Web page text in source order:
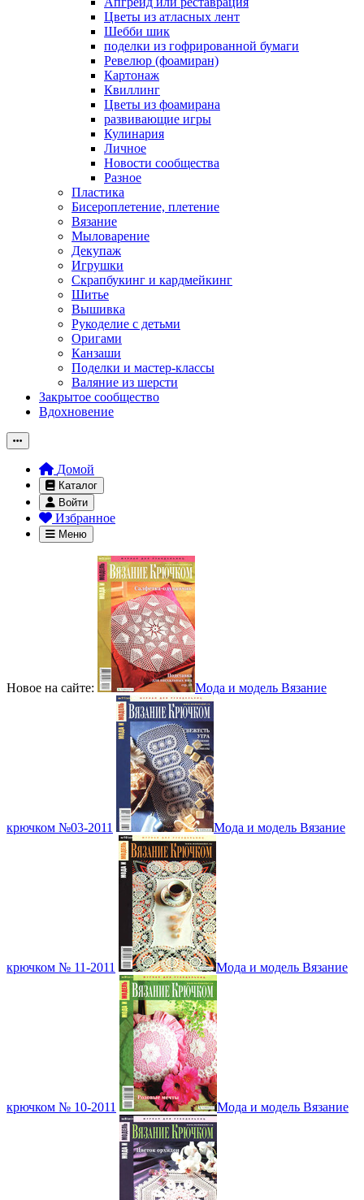
Цветы из атласных лент
Шебби шик
поделки из гофрированной бумаги
Ревелюр (фоамиран)
Картонаж
Квиллинг
Цветы из фоамирана
развивающие игры
Кулинария
Личное
Новости сообщества
Разное
Пластика
Бисероплетение, плетение
Вязание
Мыловарение
Декупаж
Игрушки
Скрапбукинг и кардмейкинг
Шитье
Вышивка
Рукоделие с детьми
Оригами
Канзаши
Поделки и мастер-классы
Валяние из шерсти
Закрытое сообщество
Вдохновение
Домой
Каталог
Войти
Избранное
Меню
Новое на сайте: Мода и модель Вязание
крючком №03-2011 Мода и модель Вязание
крючком № 11-2011 Мода и модель Вязание
крючком № 10-2011 Мода и модель Вязание